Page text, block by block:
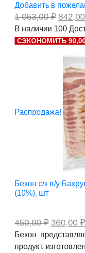
Добавить в
1 053,00₽
цена
1
842,00
В наличии 100
СЭКОНОМИТЬ
Распродажа!
Бекон с/к в/у
(10%), шт
450,00₽
цена
450,00
360,00 ₽
Бекон
продукт,